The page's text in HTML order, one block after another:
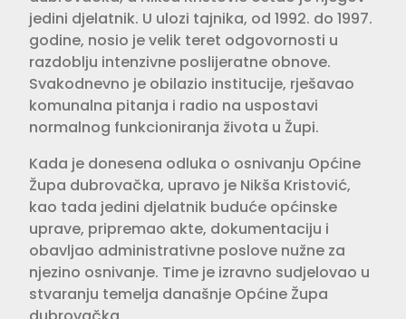
jedini djelatnik. U ulozi tajnika, od 1992. do 1997.
godine, nosio je velik teret odgovornosti u
razdoblju intenzivne poslijeratne obnove.
Svakodnevno je obilazio institucije, rješavao
komunalna pitanja i radio na uspostavi
normalnog funkcioniranja života u Župi.
Kada je donesena odluka o osnivanju Općine
Župa dubrovačka, upravo je Nikša Kristović,
kao tada jedini djelatnik buduće općinske
uprave, pripremao akte, dokumentaciju i
obavljao administrativne poslove nužne za
njezino osnivanje. Time je izravno sudjelovao u
stvaranju temelja današnje Općine Župa